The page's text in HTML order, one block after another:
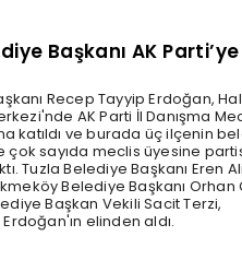
Başkanı AK Parti’ye
Recep Tayyip Erdoğan,
AK Parti İl Danışma
katıldı ve burada üç ilçenin
çok sayıda meclis üyesine
Tuzla Belediye Başkanı Eren Ali
Belediye Başkanı Orhan
Başkan Vekili Sacit Terzi,
elinden aldı.